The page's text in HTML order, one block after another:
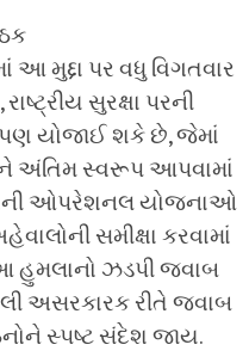
મુદ્દા પર વધુ વિગતવાર
સુરક્ષા પરની
પણ યોજાઈ શકે છે, જેમાં
અંતિમ સ્વરૂપ આપવામાં
ઓપરેશનલ યોજનાઓ
સમીક્ષા કરવામાં
ઝડપી જવાબ
અસરકારક રીતે જવાબ
સ્પષ્ટ સંદેશ જાય.